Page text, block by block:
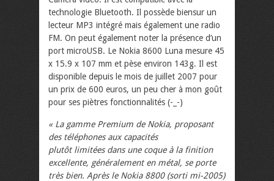
technologie Bluetooth. Il possède biensur un
lecteur MP3 intégré mais également une radio
FM. On peut également noter la présence d’un
port microUSB. Le Nokia 8600 Luna mesure 45
x 15.9 x 107 mm et pèse environ 143g. Il est
disponible depuis le mois de juillet 2007 pour
un prix de 600 euros, un peu cher à mon goût
pour ses piètres fonctionnalités (-_-)
« La gamme Premium de Nokia, proposant
des téléphones aux capacités
plutôt limitées dans une coque à la finition
excellente, généralement en métal, se porte
très bien. Après le Nokia 8800 (sorti mi-2005)